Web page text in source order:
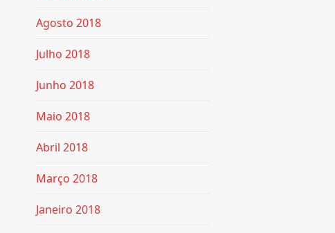
Agosto 2018
Julho 2018
Junho 2018
Maio 2018
Abril 2018
Março 2018
Janeiro 2018